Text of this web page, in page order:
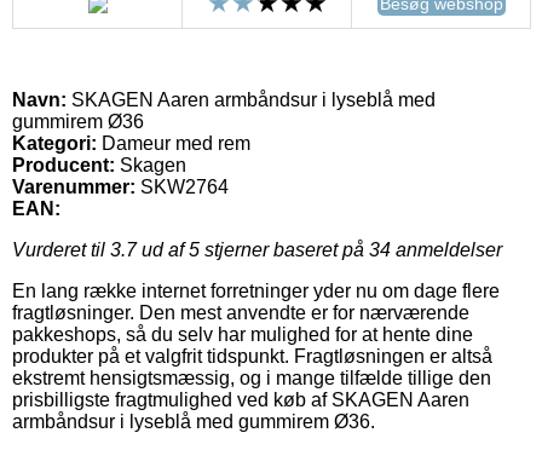
Navn: SKAGEN Aaren armbåndsur i lyseblå med
gummirem Ø36
Kategori: Dameur med rem
Producent: Skagen
Varenummer: SKW2764
EAN:
Vurderet til 3.7ud af 5 stjerner baseret på 34 anmeldelser
En lang række internet forretninger yder nu om dage flere
fragtløsninger. Den mest anvendte er for nærværende
pakkeshops, så du selv har mulighed for at hente dine
produkter på et valgfrit tidspunkt. Fragtløsningen er altså
ekstremt hensigtsmæssig, og i mange tilfælde tillige den
prisbilligste fragtmulighed ved køb af SKAGEN Aaren
armbåndsur i lyseblå med gummirem Ø36.